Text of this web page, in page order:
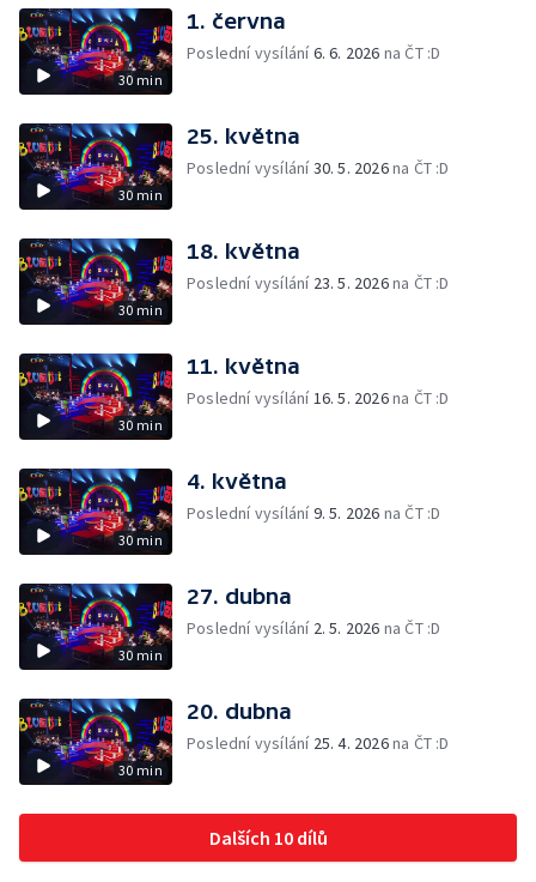
30 min
1. června
Poslední vysílání6. 6. 2026 na ČT :D
30 min
25. května
Poslední vysílání30. 5. 2026na ČT :D
30 min
18. května
Poslední vysílání 23. 5. 2026na ČT :D
30 min
11. května
Poslední vysílání16. 5. 2026na ČT :D
30 min
4. května
Poslední vysílání9. 5. 2026 na ČT :D
30 min
27. dubna
Poslední vysílání 2. 5. 2026 na ČT :D
30 min
20. dubna
Poslední vysílání 25. 4. 2026na ČT :D
Dalších 10 dílů